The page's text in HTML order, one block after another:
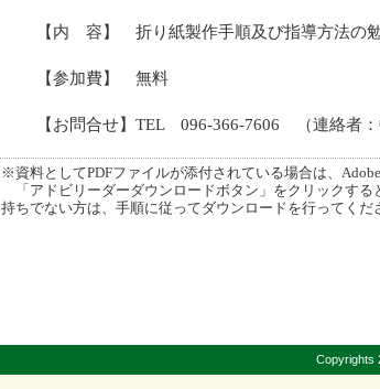
【内 容】 折り紙製作手順及び指導方法の
【参加費】 無料
【お問合せ】TEL 096-366-7606 （連絡者：
※資料としてPDFファイルが添付されている場合は、Adobe
「アドビリーダーダウンロードボタン」をクリックす
持ちでない方は、手順に従ってダウンロードを行ってくだ
Copyrights